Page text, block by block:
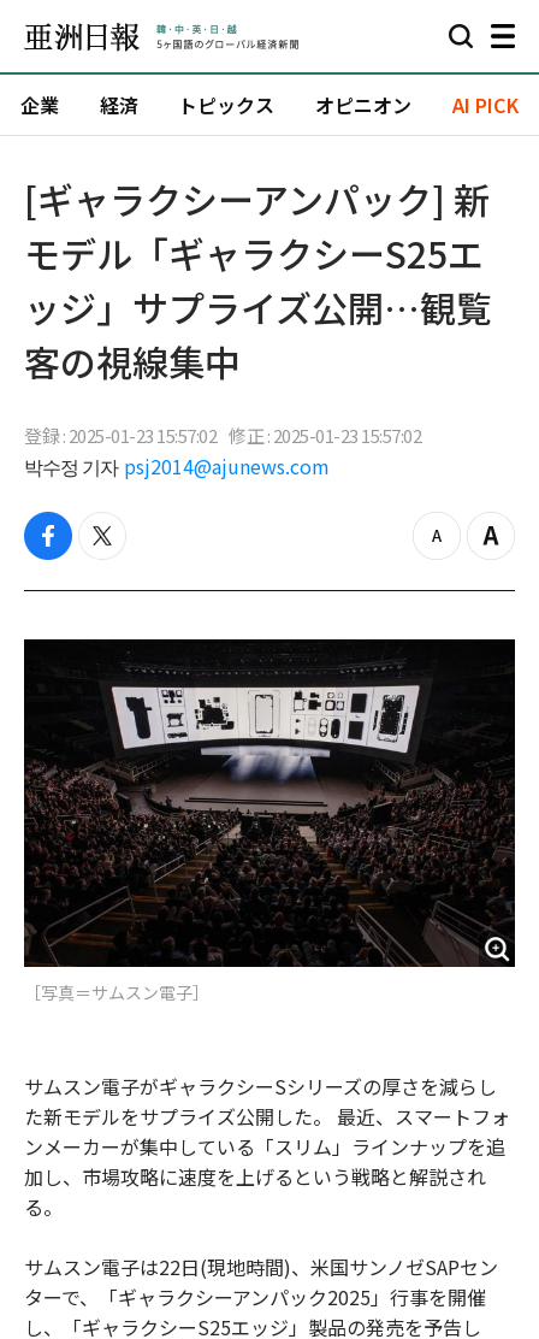
企業 経済 トピックス オピニオン AI PICK
[ギャラクシーアンパック] 新
モデル「ギャラクシーS25エ
ッジ」サプライズ公開…観覧
客の視線集中
登録 : 2025-01-23 15:57:02 修正 : 2025-01-23 15:57:02
박수정 기자 psj2014@ajunews.com
f
c
b
t
i
t
z
o
o
Z
o
i
［写真＝サムスン電子］
サムスン電子がギャラクシーSシリーズの厚さを減らし
た新モデルをサプライズ公開した。 最近、スマートフォ
ンメーカーが集中している「スリム」ラインナップを追
加し、市場攻略に速度を上げるという戦略と解説され
る。
サムスン電子は22日(現地時間)、米国サンノゼSAPセン
ターで、「ギャラクシーアンパック2025」行事を開催
し、「ギャラクシーS25エッジ」製品の発売を予告し